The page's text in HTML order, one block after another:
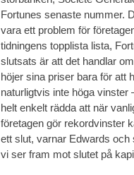
Fortunes senaste nummer.
vara ett problem för
tidningens topplista lista,
slutsats är att det handlar
höjer sina priser bara för att
naturligtvis inte höga vinster
helt enkelt rädda att när
företagen gör rekordvinster
ett slut, varnar Edwards
vi ser fram mot slutet på